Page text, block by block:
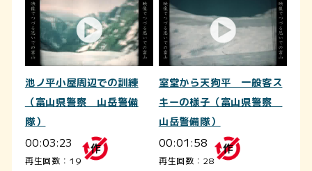
池ノ平小屋周辺での訓練
（富山県警察 山岳警備
隊）
00:03:23
再生回数：19
室堂から天狗平 一般客ス
キーの様子（富山県警察
山岳警備隊）
00:01:58
再生回数：28